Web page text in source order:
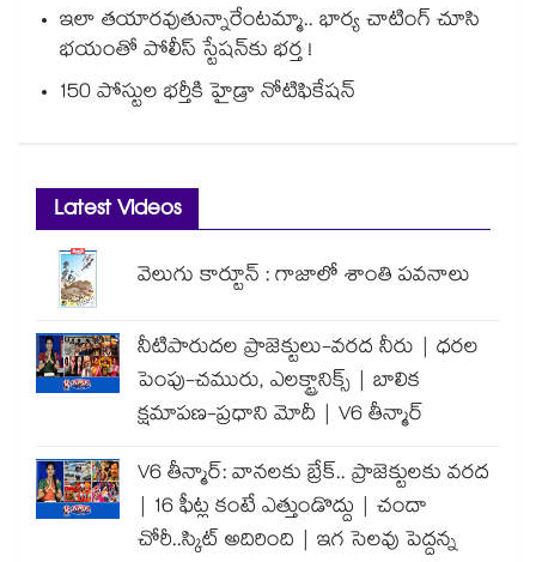
ఇలా తయారవుతున్నారేంటమ్మా.. భార్య చాటింగ్ చూసి
భయంతో పోలీస్ స్టేషన్⁫కు భర్త !
150 పోస్టుల భర్తీకి హైడ్రా నోటిఫికేషన్
Latest Videos
వెలుగు కార్టూన్ : గాజాలో శాంతి పవనాలు
నీటిపారుదల ప్రాజెక్టులు-వరద నీరు | ధరల
పెంపు-చమురు, ఎలక్ట్రానిక్స్ | బాలిక
క్షమాపణ-ప్రధాని మోదీ | V6 తీన్మార్
V6 తీన్మార్: వానలకు బ్రేక్.. ప్రాజెక్టులకు వరద
| 16 ఫీట్ల కంటే ఎత్తుండొద్దు | చందా
చోరీ..స్కిట్ అదిరింది | ఇగ సెలవు పెద్దన్న